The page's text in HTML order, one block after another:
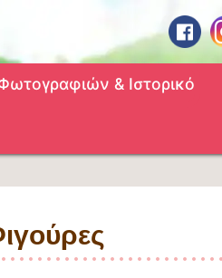
& Ιστορικό